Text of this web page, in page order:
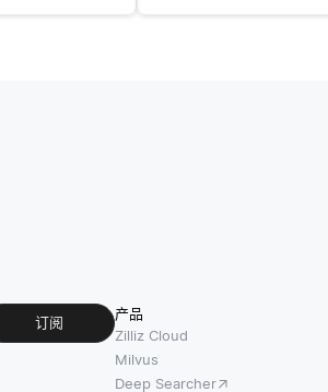
订阅
产品
Zilliz Cloud
Milvus
Deep Searcher